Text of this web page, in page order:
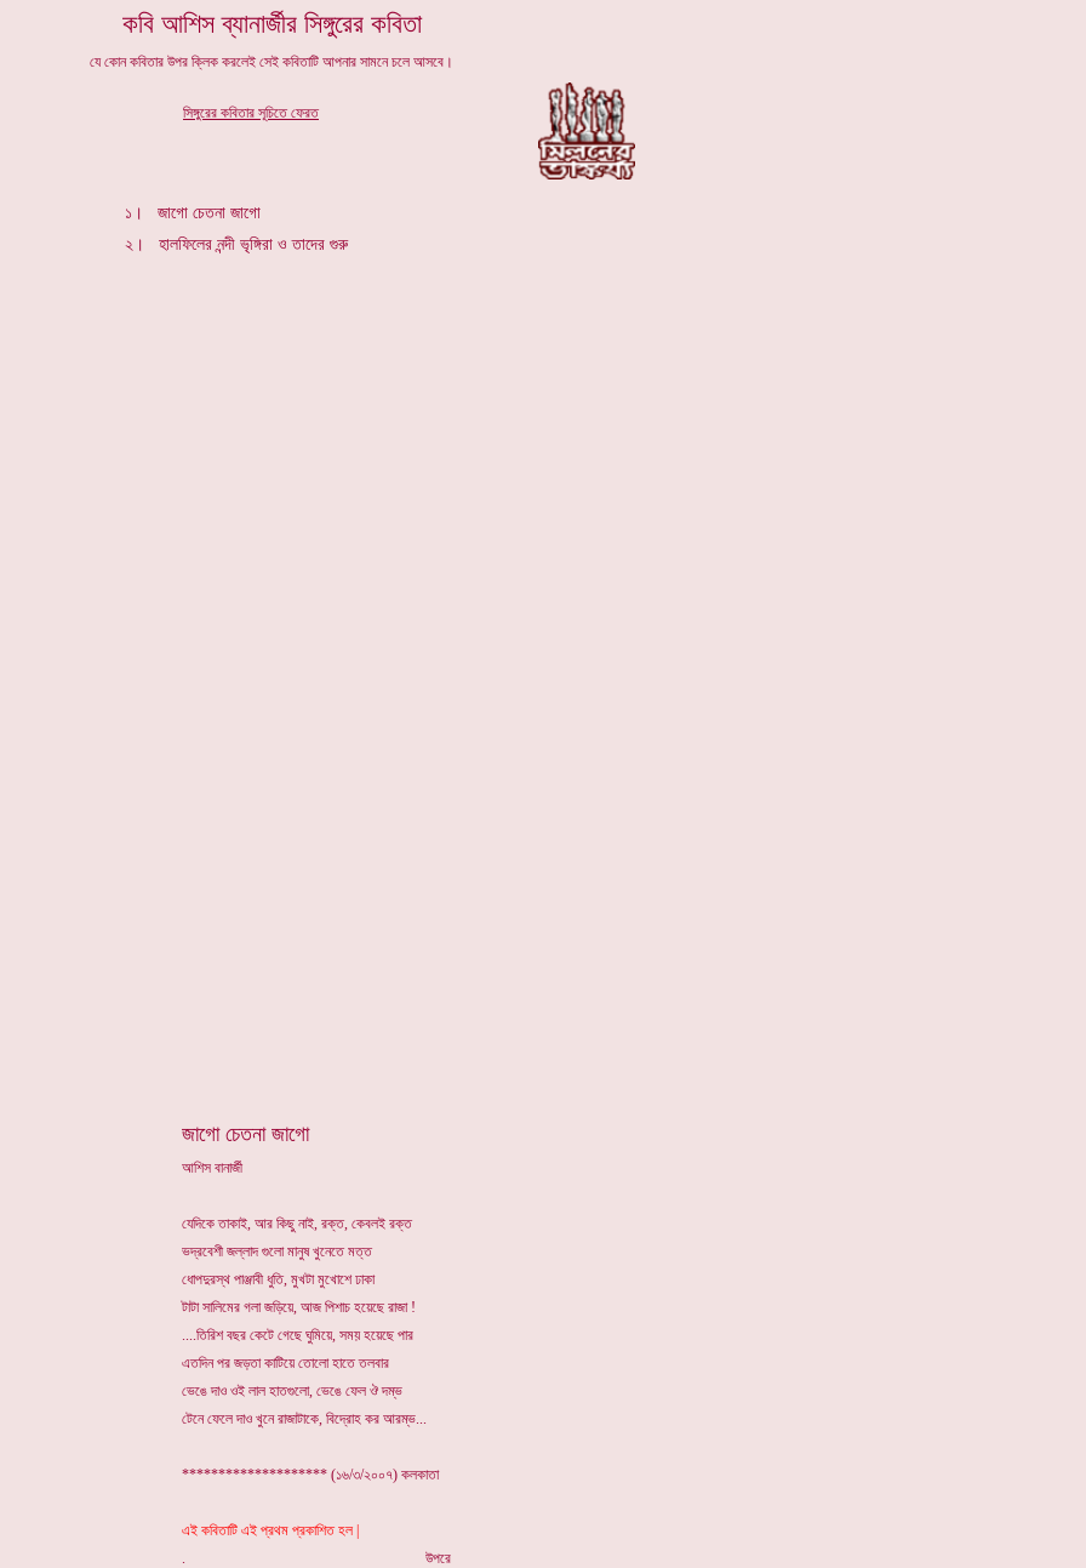
কবি আশিস ব্যানার্জীর সিঙ্গুরের কবিতা
যে কোন কবিতার উপর ক্লিক করলেই সেই কবিতাটি আপনার সামনে চলে আসবে।
জাগো চেতনা জাগো
আশিস বানার্জী
যেদিকে তাকাই, আর কিছু নাই, রক্ত, কেবলই রক্ত
ভদ্রবেশী জল্লাদ গুলো মানুষ খুনেতে মত্ত
ধোপদুরস্থ পাঞ্জাবী ধুতি, মুখটা মুখোশে ঢাকা
টাটা সালিমের গলা জড়িয়ে, আজ পিশাচ হয়েছে রাজা !
....তিরিশ বছর কেটে গেছে ঘুমিয়ে, সময় হয়েছে পার
এতদিন পর জড়তা কাটিয়ে তোলো হাতে তলবার
ভেঙে দাও ওই লাল হাতগুলো, ভেঙে ফেল ঔ দম্ভ
টেনে ফেলে দাও খুনে রাজাটাকে, বিদ্রোহ কর আরম্ভ...
******************** (১৬/৩/২০০৭) কলকাতা
এই কবিতাটি এই প্রথম প্রকাশিত হল |
. উপরে
সিঙ্গুরের কবিতার সূচিতে ফেরত
১। জাগো চেতনা জাগো
২। হালফিলের নন্দী ভৃঙ্গিরা ও তাদের গুরু